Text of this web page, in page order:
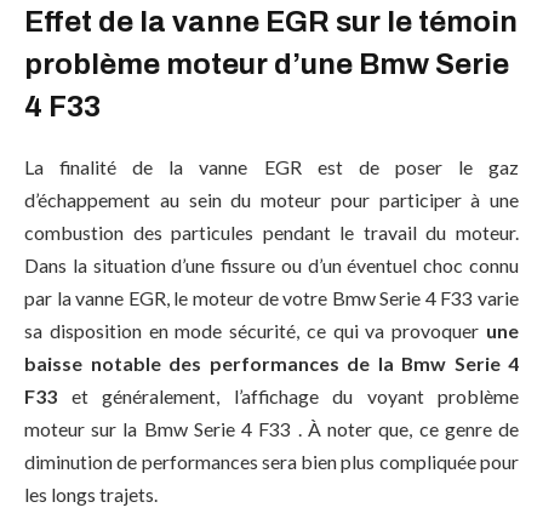
Effet de la vanne EGR sur le témoin
problème moteur d’une Bmw Serie
4 F33
La finalité de la vanne EGR est de poser le gaz
d’échappement au sein du moteur pour participer à une
combustion des particules pendant le travail du moteur.
Dans la situation d’une fissure ou d’un éventuel choc connu
par la vanne EGR, le moteur de votre Bmw Serie 4 F33 varie
sa disposition en mode sécurité, ce qui va provoquer une
baisse notable des performances de la Bmw Serie 4
F33 et généralement, l’affichage du voyant problème
moteur sur la Bmw Serie 4 F33 . À noter que, ce genre de
diminution de performances sera bien plus compliquée pour
les longs trajets.